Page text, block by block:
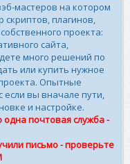
мастеров на котором
плагинов,
проекта:
сайта,
много решений по
или купить нужное
Опытные
если вы вначале пути,
и настройке.
одна почтовая служба -
письмо - проверьте